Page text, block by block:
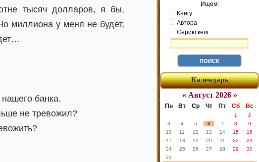
тысяч долларов, я бы,
миллиона у меня не будет,
банка.
не тревожил?
Ищем:
Книгу
Автора
Серию книг
Календарь
« Август 2026 »
Пн Вт Ср Чт Пт Сб Вс
1
2
3
4 5 6 7 8
9
10
11 12 13 14 15
16
17
18 19 20 21 22
23
24
25 26 27 28 29
30
31